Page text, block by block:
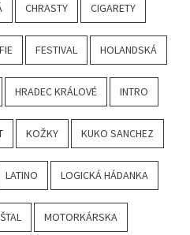
CHRASTY CIGARETY
FESTIVAL HOLANDSKÁ
HRADEC KRÁLOVÉ INTRO
KOŽKY KUKO SANCHEZ
LATINO LOGICKÁ HÁDANKA
MOTORKÁRSKA